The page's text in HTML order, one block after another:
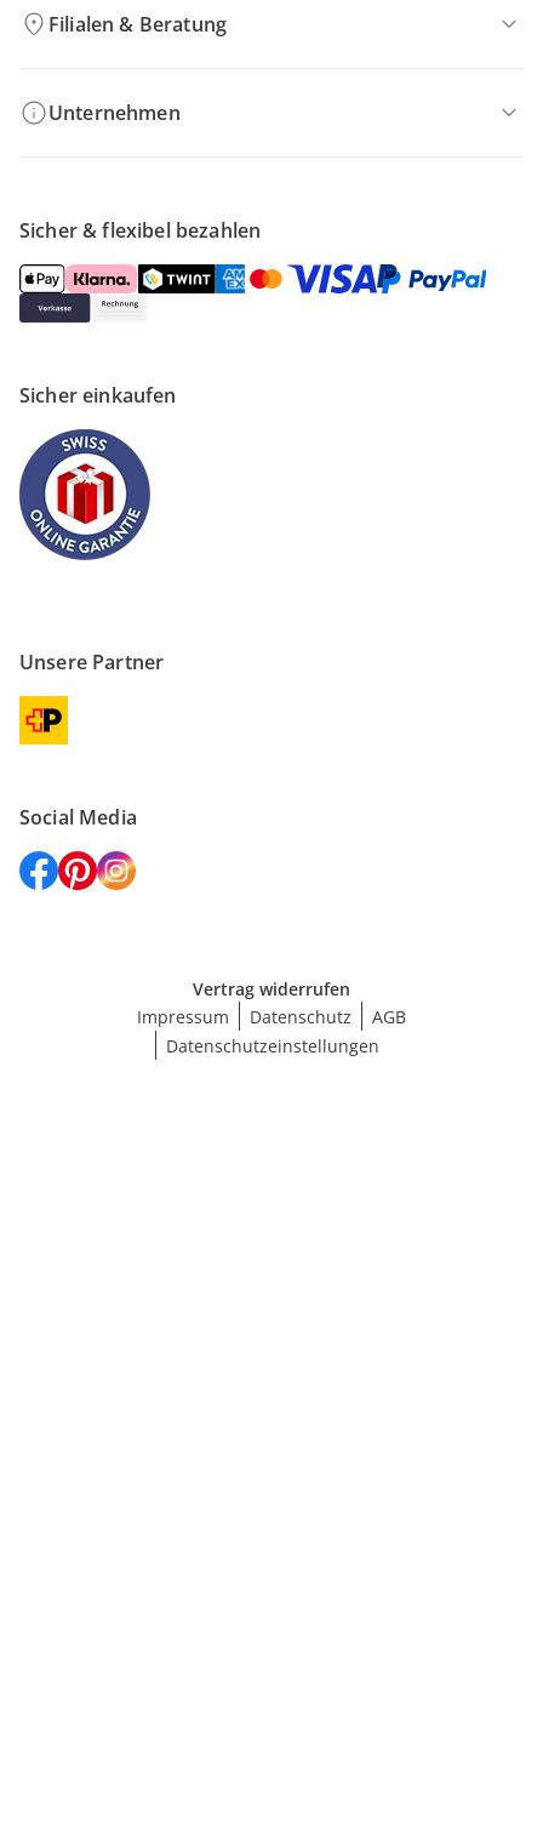
Filialen & Beratung
Unternehmen
Sicher & flexibel bezahlen
Sicher einkaufen
Unsere Partner
Social Media
Vertrag widerrufen
Impressum
Datenschutz
AGB
Datenschutzeinstellungen